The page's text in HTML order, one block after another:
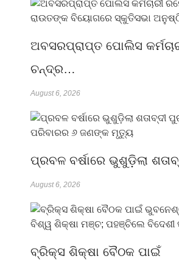
ଅବସରପ୍ରାପ୍ତ ପୋଲିସ
ଚନ୍ଦ୍ର…
August 6, 2026
ପ୍ରବଳ ବର୍ଷାରେ ଭୁଶୁଡ଼ିଲା
August 6, 2026
ବ୍ରିକ୍ସ ଶିକ୍ଷା ବୈଠକ ପାଇଁ